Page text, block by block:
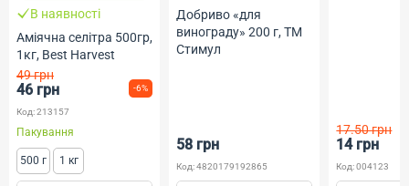
В наявності
Аміячна селітра 500гр,
1кг, Best Harvest
49 грн
46 грн -6%
Код: 213157
Пакування
500 г 1 кг
Добриво «для
винограду» 200 г, ТМ
Стимул
58 грн
Код: 4820179192865
17.50 грн
14 грн
Код: 004123